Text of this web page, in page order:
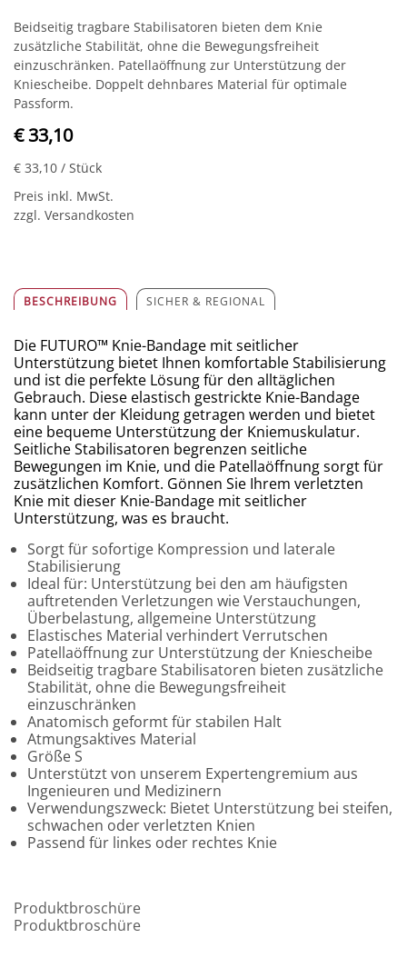
Beidseitig tragbare Stabilisatoren bieten dem Knie
zusätzliche Stabilität, ohne die Bewegungsfreiheit
einzuschränken. Patellaöffnung zur Unterstützung der
Kniescheibe. Doppelt dehnbares Material für optimale
Passform.
€ 33,10
€ 33,10 / Stück
Preis inkl. MwSt.
zzgl. Versandkosten
BESCHREIBUNG SICHER & REGIONAL
Die FUTURO™ Knie-Bandage mit seitlicher
Unterstützung bietet Ihnen komfortable Stabilisierung
und ist die perfekte Lösung für den alltäglichen
Gebrauch. Diese elastisch gestrickte Knie-Bandage
kann unter der Kleidung getragen werden und bietet
eine bequeme Unterstützung der Kniemuskulatur.
Seitliche Stabilisatoren begrenzen seitliche
Bewegungen im Knie, und die Patellaöffnung sorgt für
zusätzlichen Komfort. Gönnen Sie Ihrem verletzten
Knie mit dieser Knie-Bandage mit seitlicher
Unterstützung, was es braucht.
Sorgt für sofortige Kompression und laterale
Stabilisierung
Ideal für: Unterstützung bei den am häufigsten
auftretenden Verletzungen wie Verstauchungen,
Überbelastung, allgemeine Unterstützung
Elastisches Material verhindert Verrutschen
Patellaöffnung zur Unterstützung der Kniescheibe
Beidseitig tragbare Stabilisatoren bieten zusätzliche
Stabilität, ohne die Bewegungsfreiheit
einzuschränken
Anatomisch geformt für stabilen Halt
Atmungsaktives Material
Größe S
Unterstützt von unserem Expertengremium aus
Ingenieuren und Medizinern
Verwendungszweck: Bietet Unterstützung bei steifen,
schwachen oder verletzten Knien
Passend für linkes oder rechtes Knie
Produktbroschüre
Produktbroschüre